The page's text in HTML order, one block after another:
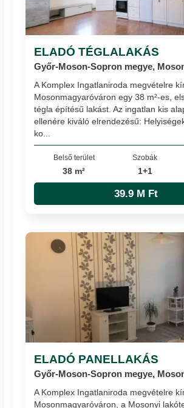
ELADÓ TÉGLALAKÁS
Győr-Moson-Sopron megye,
A Komplex Ingatlaniroda megvételre
Mosonmagyaróváron egy 38 m²-es,
tégla építésű lakást. Az ingatlan kis
ellenére kiváló elrendezésű:
ko...
Belső terület
38 m²
Szobák
1+1
39.9 M Ft
ELADÓ PANELLAKÁS
Győr-Moson-Sopron megye,
A Komplex Ingatlaniroda megvételre
Mosonmagyaróváron, a Mosonyi